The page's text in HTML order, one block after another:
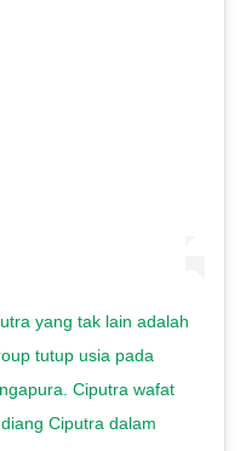
yang tak lain adalah
tutup usia pada
Ciputra wafat
Ciputra dalam